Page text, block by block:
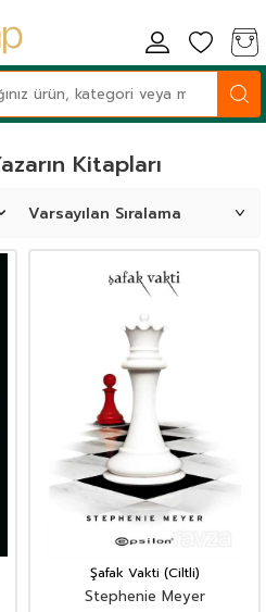
Kitapları
Şafak Vakti (Ciltli)
Stephenie Meyer